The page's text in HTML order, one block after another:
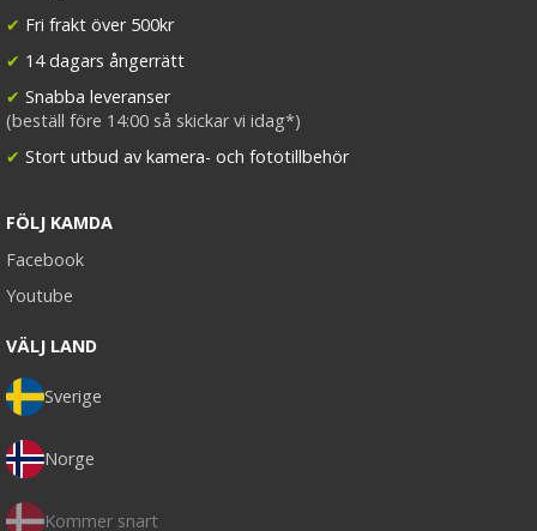
✔ Fri frakt över 500kr
✔ 14 dagars ångerrätt
✔ Snabba leveranser
(beställ före 14:00 så skickar vi idag*)
✔ Stort utbud av kamera- och fototillbehör
FÖLJ KAMDA
Facebook
Youtube
VÄLJ LAND
Sverige
Norge
Kommer snart